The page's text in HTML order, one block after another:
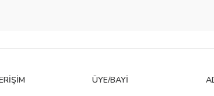
ÜYE/BAYI